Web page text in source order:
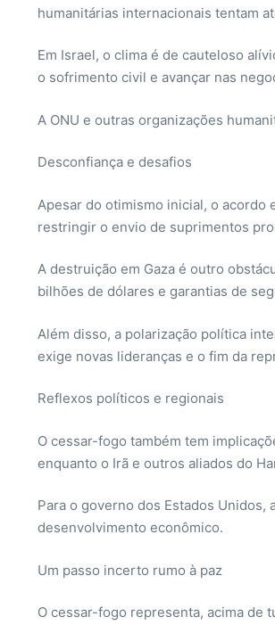
humanitárias internacionais tentam
Em Israel, o clima é de cauteloso
o sofrimento civil e avançar nas
A ONU e outras organizações
Desconfiança e desafios
Apesar do otimismo inicial, o acordo
restringir o envio de suprimentos
A destruição em Gaza é outro
bilhões de dólares e garantias de
Além disso, a polarização política
exige novas lideranças e o fim da
Reflexos políticos e regionais
O cessar-fogo também tem
enquanto o Irã e outros aliados do
Para o governo dos Estados
desenvolvimento econômico.
Um passo incerto rumo à paz
O cessar-fogo representa, acima de